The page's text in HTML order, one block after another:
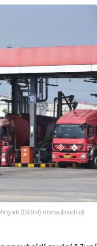
(BBM) nonsubsidi di